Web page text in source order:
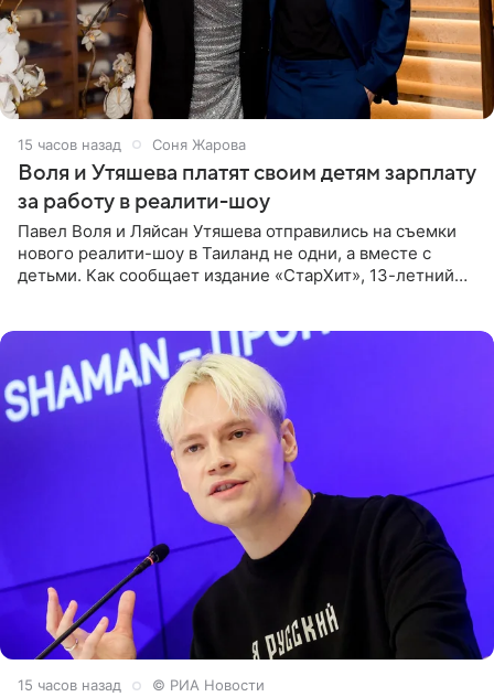
15 часов назад Соня Жарова
Воля и Утяшева платят своим детям зарплату
за работу в реалити-шоу
Павел Воля и Ляйсан Утяшева отправились на съемки
нового реалити-шоу в Таиланд не одни, а вместе с
детьми. Как сообщает издание «СтарХит», 13-летний
15 часов назад © РИА Новости